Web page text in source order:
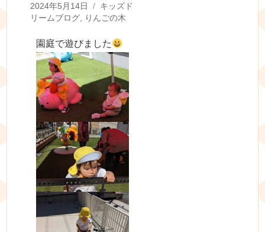
Posted
on
2024年5月14日 Categories
キッズド
リームブログ, りんごの木
園庭で遊びました